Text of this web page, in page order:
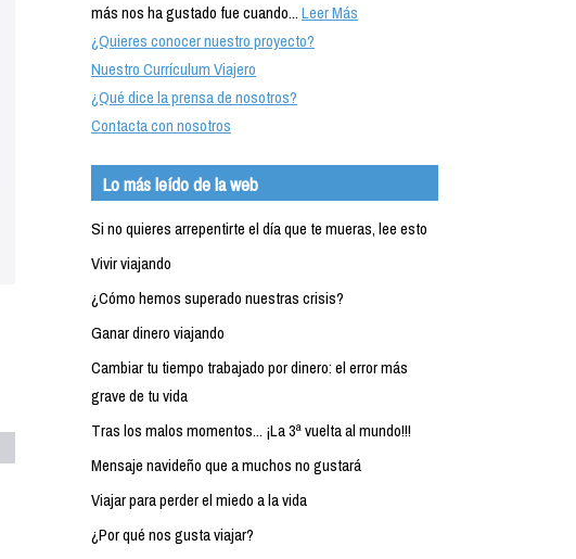
más nos ha gustado fue cuando...Leer Más
¿Quieres conocer nuestro proyecto?
Nuestro Currículum Viajero
¿Qué dice la prensa de nosotros?
Contacta con nosotros
Lo más leído de la web
Si no quieres arrepentirte el día que te mueras, lee esto
Vivir viajando
¿Cómo hemos superado nuestras crisis?
Ganar dinero viajando
Cambiar tu tiempo trabajado por dinero: el error más
grave de tu vida
Tras los malos momentos... ¡La 3ª vuelta al mundo!!!
Mensaje navideño que a muchos no gustará
Viajar para perder el miedo a la vida
¿Por qué nos gusta viajar?